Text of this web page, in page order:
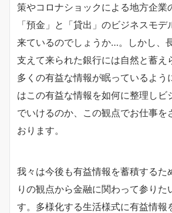
策やコロナショックによる地方企業
「預金」と「貸出」のビジネスモデ
来ているのでしょうか…。しかし、
支えて来られた銀行には自然と蓄え
多くの有益な情報が眠っているよう
はこの有益な情報を如何に整理しビ
でいけるのか、この観点でお仕事を
おります。
我々は今後も有益情報を蓄積するた
りの観点から金融に関わって参りた
す。多様化する生活様式に有益情報